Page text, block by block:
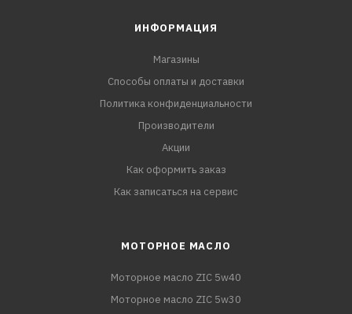
ИНФОРМАЦИЯ
Магазины
Способы оплаты и доставки
Политика конфиденциальности
Производители
Акции
Как оформить заказ
Как записаться на сервис
МОТОРНОЕ МАСЛО
Моторное масло ZIC 5w40
Моторное масло ZIC 5w30